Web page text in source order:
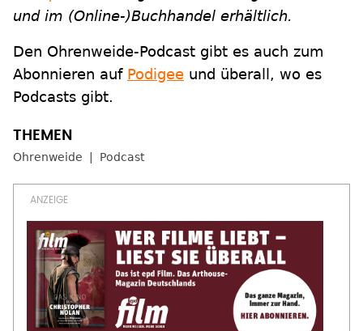
und im (Online-)Buchhandel erhältlich.
Den Ohrenweide-Podcast gibt es auch zum
Abonnieren auf Podigee und überall, wo es
Podcasts gibt.
Ohrenweide Podcast